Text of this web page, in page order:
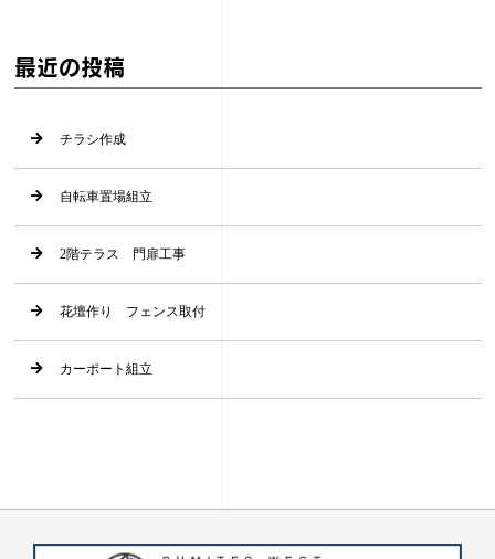
最近の投稿
チラシ作成
自転車置場組立
2階テラス 門扉工事
花壇作り フェンス取付
カーポート組立